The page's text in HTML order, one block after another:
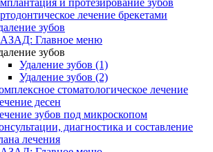
и протезирование зубов
лечение брекетами
зубов
Главное меню
зубов
Удаление зубов (1)
Удаление зубов (2)
стоматологическое лечение
десен
зубов под микроскопом
диагностика и составление
лечения